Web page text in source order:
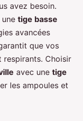
avez besoin.
tige basse
avancées
que vos
respirants. Choisir
avec une tige
les ampoules et